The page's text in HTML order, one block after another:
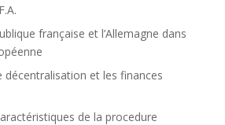
française et l’Allemagne dans
décentralisation et les finances
de la procedure